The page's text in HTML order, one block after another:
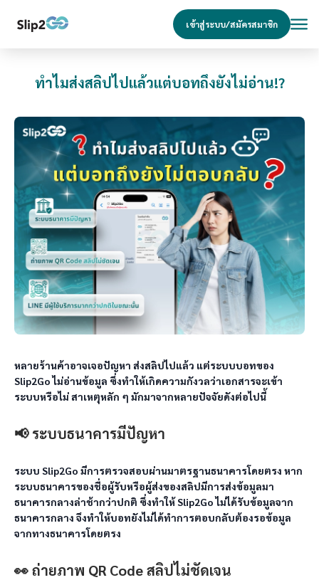
เข้าสู่ระบบ/สมัครสมาชิก
ทำไมส่งสลิปไปแล้วแต่บอทถึงยังไม่อ่าน!?
หลายร้านค้าอาจเจอปัญหา ส่งสลิปไปแล้ว แต่ระบบบอทของ
Slip2Go ไม่อ่านข้อมูล ซึ่งทำให้เกิดความกังวลว่าเอกสารจะเข้า
ระบบหรือไม่ สาเหตุหลัก ๆ มักมาจากหลายปัจจัยดังต่อไปนี้
📢 ระบบธนาคารมีปัญหา
ระบบ Slip2Go มีการตรวจสอบผ่านมาตรฐานธนาคารโดยตรง หาก
ระบบธนาคารของชื่อผู้รับหรือผู้ส่งของสลิปมีการส่งข้อมูลมา
ธนาคารกลางล่าช้ากว่าปกติ ซึ่งทำให้ Slip2Go ไม่ได้รับข้อมูลจาก
ธนาคารกลาง จึงทำให้บอทยังไม่ได้ทำการตอบกลับต้องรอข้อมูล
จากทางธนาคารโดยตรง
👀 ถ่ายภาพ QR Code สลิปไม่ชัดเจน